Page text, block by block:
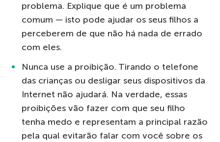
problema. Explique que é um problema
comum — isto pode ajudar os seus filhos a
perceberem de que não há nada de errado
com eles.
Nunca use a proibição. Tirando o telefone
das crianças ou desligar seus dispositivos da
Internet não ajudará. Na verdade, essas
proibições vão fazer com que seu filho
tenha medo e representam a principal razão
pela qual evitarão falar com você sobre os